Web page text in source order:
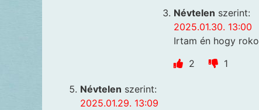
Névtelen szerint:
2025.01.30. 13:00
Irtam én hogy
2
1
Névtelen szerint:
2025.01.29. 13:09